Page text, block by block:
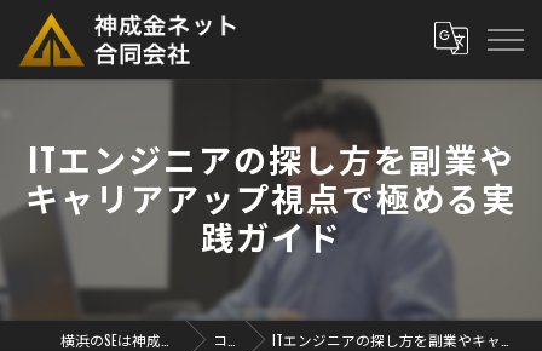
ITエンジニアの探し方を副業や
キャリアアップ視点で極める実
践ガイド
コラム ITエンジニアの探し方を副業やキャリアアップ視点で極める実践ガイド